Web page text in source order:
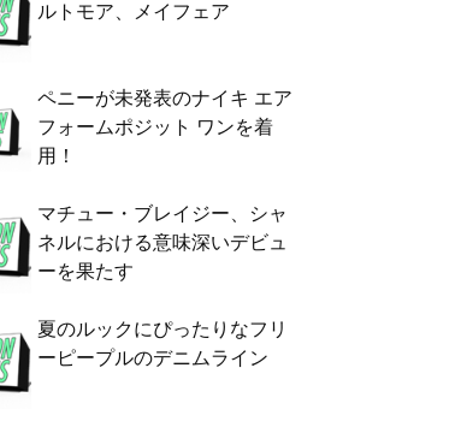
ルトモア、メイフェア
ペニーが未発表のナイキ エア
フォームポジット ワンを着
用！
マチュー・ブレイジー、シャ
ネルにおける意味深いデビュ
ーを果たす
夏のルックにぴったりなフリ
ーピープルのデニムライン